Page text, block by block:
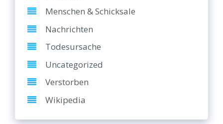
Menschen & Schicksale
Nachrichten
Todesursache
Uncategorized
Verstorben
Wikipedia